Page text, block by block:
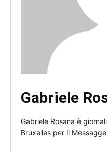
Gabriele
Gabriele Rosana è
Bruxelles per Il